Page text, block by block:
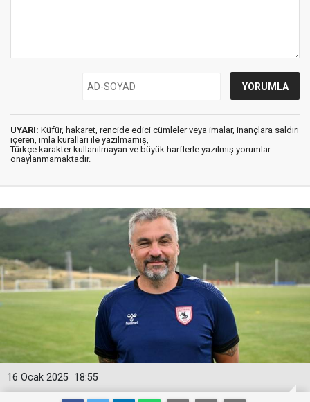
UYARI: Küfür, hakaret, rencide edici cümleler veya imalar, inançlara saldırı
içeren, imla kuralları ile yazılmamış,
Türkçe karakter kullanılmayan ve büyük harflerle yazılmış yorumlar
onaylanmamaktadır.
18:55
16 Ocak 2025